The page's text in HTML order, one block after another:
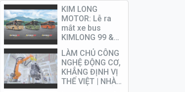
KIM LONG
MOTOR: Lễ ra
mắt xe bus
KIMLONG 99 &
động cơ YUCHAI
K11
LÀM CHỦ CÔNG
NGHỆ ĐỘNG CƠ,
KHẲNG ĐỊNH VỊ
THẾ VIỆT | NHÀ
MÁY SẢN XUẤT